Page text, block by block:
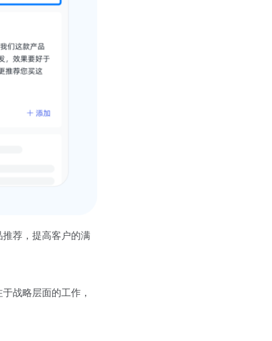
荐，提高客户的满
战略层面的工作，